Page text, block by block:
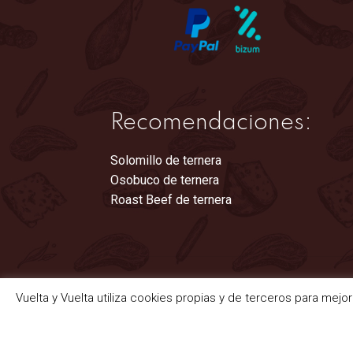
Recomendaciones:
Solomillo de ternera
Osobuco de ternera
Roast Beef de ternera
Vuelta y Vuelta utiliza cookies propias y de terceros para